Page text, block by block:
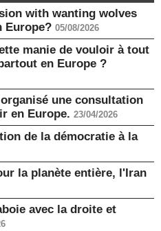
with wanting wolves
Europe? 05/08/2026
manie de vouloir à tout
en Europe ?
organisé une consultation
en Europe. 23/04/2026
de la démocratie à la
la planète entière, l'Iran
avec la droite et